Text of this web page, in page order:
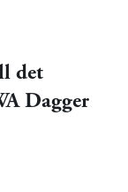
det
Dagger